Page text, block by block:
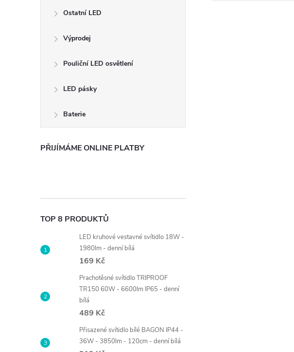
Ostatní LED
Výprodej
Pouliční LED osvětlení
LED pásky
Baterie
PŘIJÍMÁME ONLINE PLATBY
TOP 8 PRODUKTŮ
LED kruhové vestavné svítidlo 18W -
1980lm - denní bílá
169 Kč
Prachotěsné svítidlo TRIPROOF
TR150 60W - 6600lm IP65 - denní
bílá
489 Kč
Přisazené svítidlo bílé BAGON IP44 -
36W - 3850lm - 120cm - denní bílá